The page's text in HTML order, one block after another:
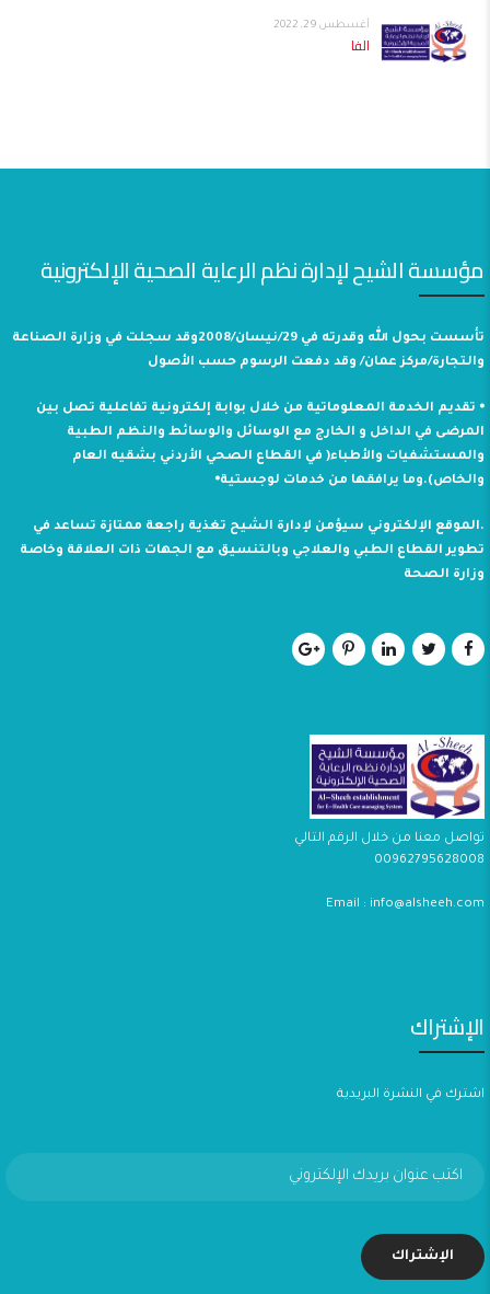
أغسطس 29, 2022
الفا
مؤسسة الشيح لإدارة نظم الرعاية الصحية الإلكترونية
تأسست بحول الله وقدرته في 29/نيسان/2008وقد سجلت في وزارة الصناعة
والتجارة/مركز عمان/ وقد دفعت الرسوم حسب الأصول
⦁ تقديم الخدمة المعلوماتية من خلال بوابة إلكترونية تفاعلية تصل بين
المرضى في الداخل و الخارج مع الوسائل والوسائط والنظم الطبية
والمستشفيات والأطباء( في القطاع الصحي الأردني بشقيه العام
والخاص).وما يرافقها من خدمات لوجستية⦁
.الموقع الإلكتروني سيؤمن لإدارة الشيح تغذية راجعة ممتازة تساعد في
تطوير القطاع الطبي والعلاجي وبالتنسيق مع الجهات ذات العلاقة وخاصة
وزارة الصحة
تواصل معنا من خلال الرقم التالي
00962795628008
Email : info@alsheeh.com
الإشتراك
اشترك في النشرة البريدية